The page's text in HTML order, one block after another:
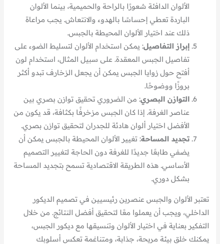
الألوان الدافئة شعورًا بالراحة والحميمية، بينما الألوان
الباردة تعطي إحساسًا بالهدوء والانتعاش. يجب مراعاة
ذلك عند اختيار الألوان المحيطة بالجبس.
إبراز التفاصيل: يمكن استخدام الألوان لتسليط الضوء على
تفاصيل الجبس المعقدة. على سبيل المثال، استخدام لون
أفتح حول زوايا الجبس يمكن أن يجعل الزخارف تبدو أكثر
بروزًا ووضوحًا.
التوازن البصري: من الضروري تحقيق توازن بصري بين
عناصر الغرفة. إذا كان الجبس مزخرفًا بكثافة، قد يكون من
الأفضل اختيار ألوان هادئة للجدران لتحقيق توازن بصري.
تجديد المساحة: تغيير الألوان المحيطة بالجبس يمكن أن
يضفي طابعًا جديدًا للغرفة دون الحاجة لتغيير التصميم
الأساسي. هذه الطريقة الاقتصادية تسمح بتجديد المساحة
بشكل دوري.
تعتبر الألوان والجبس عنصرين رئيسيين في تصميم الديكور
الداخلي، ويجب أن يعملوا معًا لتحقيق أفضل النتائج. من خلال
التفكير بعناية في اختيار الألوان وتنسيقها مع ديكور الجبس،
يمكنك خلق بيئة مريحة، جذابة، ومتناغمة تعكس أسلوبك